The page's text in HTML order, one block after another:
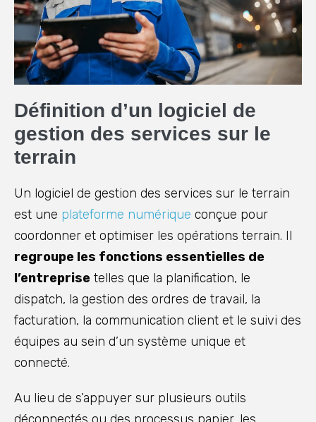
Définition d’un logiciel de
gestion des services sur le
terrain
Un logiciel de gestion des services sur le terrain
est une plateforme numérique conçue pour
coordonner et optimiser les opérations terrain. Il
regroupe les fonctions essentielles de
l’entreprise telles que la planification, le
dispatch, la gestion des ordres de travail, la
facturation, la communication client et le suivi des
équipes au sein d’un système unique et
connecté.
Au lieu de s’appuyer sur plusieurs outils